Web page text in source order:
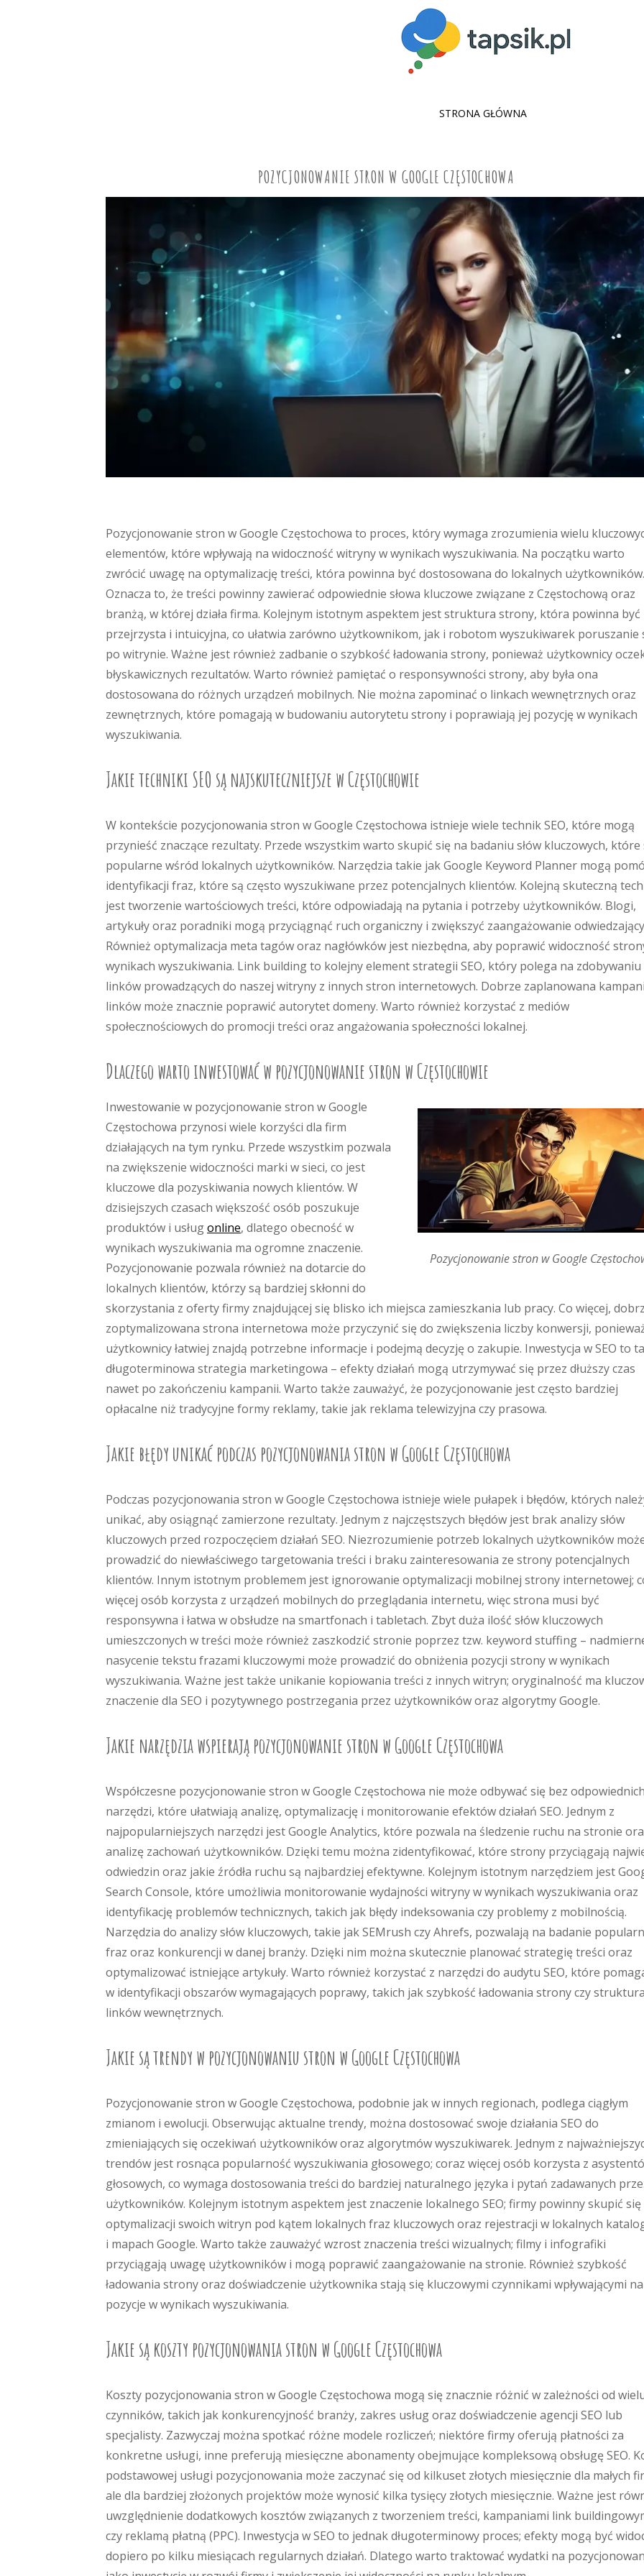
SKIP
STRONA GŁÓWNA
POZYCJONOWANIE STRON W GOOGLE CZĘSTOCHOWA
Pozycjonowanie stron w Google Częstochowa to proces, który wymaga zrozumienia wielu
elementów, które wpływają na widoczność witryny w wynikach wyszukiwania. Na początku warto
zwrócić uwagę na optymalizację treści, która powinna być dostosowana do lokalnych użytkowników.
Oznacza to, że treści powinny zawierać odpowiednie słowa kluczowe związane z Częstochową oraz
branżą, w której działa firma. Kolejnym istotnym aspektem jest struktura strony, która powinna być
przejrzysta i intuicyjna, co ułatwia zarówno użytkownikom, jak i robotom wyszukiwarek poruszanie
po witrynie. Ważne jest również zadbanie o szybkość ładowania strony, ponieważ użytkownicy
błyskawicznych rezultatów. Warto również pamiętać o responsywności strony, aby była ona
dostosowana do różnych urządzeń mobilnych. Nie można zapominać o linkach wewnętrznych oraz
zewnętrznych, które pomagają w budowaniu autorytetu strony i poprawiają jej pozycję w wynikach
wyszukiwania.
Jakie techniki SEO są najskuteczniejsze w Częstochowie
W kontekście pozycjonowania stron w Google Częstochowa istnieje wiele technik SEO, które mogą
przynieść znaczące rezultaty. Przede wszystkim warto skupić się na badaniu słów kluczowych, które
popularne wśród lokalnych użytkowników. Narzędzia takie jak Google Keyword Planner mogą
identyfikacji fraz, które są często wyszukiwane przez potencjalnych klientów. Kolejną skuteczną
jest tworzenie wartościowych treści, które odpowiadają na pytania i potrzeby użytkowników. Blogi,
artykuły oraz poradniki mogą przyciągnąć ruch organiczny i zwiększyć zaangażowanie
Również optymalizacja meta tagów oraz nagłówków jest niezbędna, aby poprawić widoczność
wynikach wyszukiwania. Link building to kolejny element strategii SEO, który polega na zdobywaniu
linków prowadzących do naszej witryny z innych stron internetowych. Dobrze zaplanowana
linków może znacznie poprawić autorytet domeny. Warto również korzystać z mediów
społecznościowych do promocji treści oraz angażowania społeczności lokalnej.
Dlaczego warto inwestować w pozycjonowanie stron w Częstochowie
Pozycjonowanie stron w Google
Inwestowanie w pozycjonowanie stron w Google
Częstochowa przynosi wiele korzyści dla firm
działających na tym rynku. Przede wszystkim pozwala
na zwiększenie widoczności marki w sieci, co jest
kluczowe dla pozyskiwania nowych klientów. W
dzisiejszych czasach większość osób poszukuje
produktów i usługonline, dlatego obecność w
wynikach wyszukiwania ma ogromne znaczenie.
Pozycjonowanie pozwala również na dotarcie do
lokalnych klientów, którzy są bardziej skłonni do
skorzystania z oferty firmy znajdującej się blisko ich miejsca zamieszkania lub pracy. Co więcej,
zoptymalizowana strona internetowa może przyczynić się do zwiększenia liczby konwersji,
użytkownicy łatwiej znajdą potrzebne informacje i podejmą decyzję o zakupie. Inwestycja w SEO to
długoterminowa strategia marketingowa – efekty działań mogą utrzymywać się przez dłuższy czas
nawet po zakończeniu kampanii. Warto także zauważyć, że pozycjonowanie jest często bardziej
opłacalne niż tradycyjne formy reklamy, takie jak reklama telewizyjna czy prasowa.
Jakie błędy unikać podczas pozycjonowania stron w Google Częstochowa
Podczas pozycjonowania stron w Google Częstochowa istnieje wiele pułapek i błędów, których
unikać, aby osiągnąć zamierzone rezultaty. Jednym z najczęstszych błędów jest brak analizy słów
kluczowych przed rozpoczęciem działań SEO. Niezrozumienie potrzeb lokalnych użytkowników
prowadzić do niewłaściwego targetowania treści i braku zainteresowania ze strony potencjalnych
klientów. Innym istotnym problemem jest ignorowanie optymalizacji mobilnej strony internetowej;
więcej osób korzysta z urządzeń mobilnych do przeglądania internetu, więc strona musi być
responsywna i łatwa w obsłudze na smartfonach i tabletach. Zbyt duża ilość słów kluczowych
umieszczonych w treści może również zaszkodzić stronie poprzez tzw. keyword stuffing –
nasycenie tekstu frazami kluczowymi może prowadzić do obniżenia pozycji strony w wynikach
wyszukiwania. Ważne jest także unikanie kopiowania treści z innych witryn; oryginalność ma
znaczenie dla SEO i pozytywnego postrzegania przez użytkowników oraz algorytmy Google.
Jakie narzędzia wspierają pozycjonowanie stron w Google Częstochowa
Współczesne pozycjonowanie stron w Google Częstochowa nie może odbywać się bez odpowiednich
narzędzi, które ułatwiają analizę, optymalizację i monitorowanie efektów działań SEO. Jednym z
najpopularniejszych narzędzi jest Google Analytics, które pozwala na śledzenie ruchu na stronie
analizę zachowań użytkowników. Dzięki temu można zidentyfikować, które strony przyciągają
odwiedzin oraz jakie źródła ruchu są najbardziej efektywne. Kolejnym istotnym narzędziem jest
Search Console, które umożliwia monitorowanie wydajności witryny w wynikach wyszukiwania oraz
identyfikację problemów technicznych, takich jak błędy indeksowania czy problemy z mobilnością.
Narzędzia do analizy słów kluczowych, takie jak SEMrush czy Ahrefs, pozwalają na badanie
fraz oraz konkurencji w danej branży. Dzięki nim można skutecznie planować strategię treści oraz
optymalizować istniejące artykuły. Warto również korzystać z narzędzi do audytu SEO, które
w identyfikacji obszarów wymagających poprawy, takich jak szybkość ładowania strony czy struktura
linków wewnętrznych.
Jakie są trendy w pozycjonowaniu stron w Google Częstochowa
Pozycjonowanie stron w Google Częstochowa, podobnie jak w innych regionach, podlega ciągłym
zmianom i ewolucji. Obserwując aktualne trendy, można dostosować swoje działania SEO do
zmieniających się oczekiwań użytkowników oraz algorytmów wyszukiwarek. Jednym z
trendów jest rosnąca popularność wyszukiwania głosowego; coraz więcej osób korzysta z
głosowych, co wymaga dostosowania treści do bardziej naturalnego języka i pytań zadawanych
użytkowników. Kolejnym istotnym aspektem jest znaczenie lokalnego SEO; firmy powinny skupić się
optymalizacji swoich witryn pod kątem lokalnych fraz kluczowych oraz rejestracji w lokalnych
i mapach Google. Warto także zauważyć wzrost znaczenia treści wizualnych; filmy i infografiki
przyciągają uwagę użytkowników i mogą poprawić zaangażowanie na stronie. Również szybkość
ładowania strony oraz doświadczenie użytkownika stają się kluczowymi czynnikami wpływającymi na
pozycje w wynikach wyszukiwania.
Jakie są koszty pozycjonowania stron w Google Częstochowa
Koszty pozycjonowania stron w Google Częstochowa mogą się znacznie różnić w zależności od
czynników, takich jak konkurencyjność branży, zakres usług oraz doświadczenie agencji SEO lub
specjalisty. Zazwyczaj można spotkać różne modele rozliczeń; niektóre firmy oferują płatności za
konkretne usługi, inne preferują miesięczne abonamenty obejmujące kompleksową obsługę SEO.
podstawowej usługi pozycjonowania może zaczynać się od kilkuset złotych miesięcznie dla małych
ale dla bardziej złożonych projektów może wynosić kilka tysięcy złotych miesięcznie. Ważne jest
uwzględnienie dodatkowych kosztów związanych z tworzeniem treści, kampaniami link
czy reklamą płatną (PPC). Inwestycja w SEO to jednak długoterminowy proces; efekty mogą być
dopiero po kilku miesiącach regularnych działań. Dlatego warto traktować wydatki na